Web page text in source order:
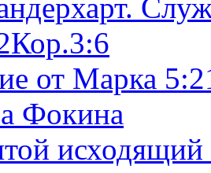
от Марка
Фокина